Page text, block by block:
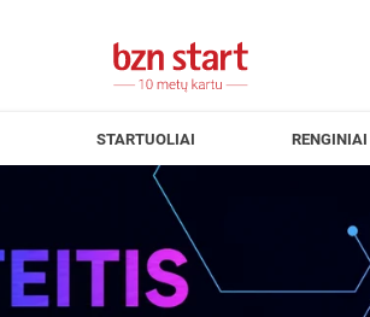
STARTUOLIAI RENGINIAI